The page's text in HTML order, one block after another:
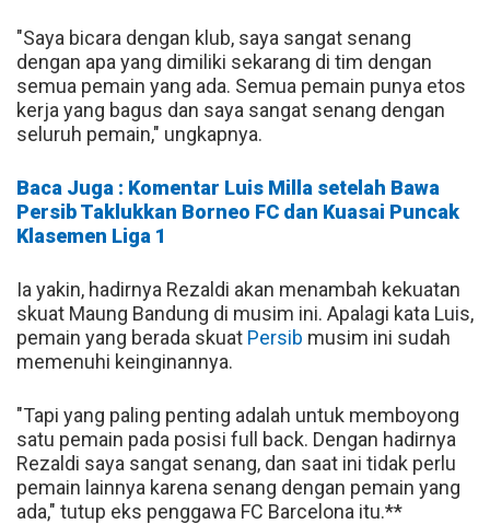
"Saya bicara dengan klub, saya sangat senang
dengan apa yang dimiliki sekarang di tim dengan
semua pemain yang ada. Semua pemain punya etos
kerja yang bagus dan saya sangat senang dengan
seluruh pemain," ungkapnya.
Baca Juga : Komentar Luis Milla setelah Bawa
Persib Taklukkan Borneo FC dan Kuasai Puncak
Klasemen Liga 1
Ia yakin, hadirnya Rezaldi akan menambah kekuatan
skuat Maung Bandung di musim ini. Apalagi kata Luis,
pemain yang berada skuat Persib musim ini sudah
memenuhi keinginannya.
"Tapi yang paling penting adalah untuk memboyong
satu pemain pada posisi full back. Dengan hadirnya
Rezaldi saya sangat senang, dan saat ini tidak perlu
pemain lainnya karena senang dengan pemain yang
ada," tutup eks penggawa FC Barcelona itu.**